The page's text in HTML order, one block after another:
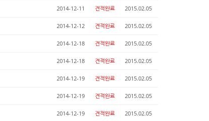
2014-12-11 견적완료 2015.02.05
2014-12-12 견적완료 2015.02.05
2014-12-18 견적완료 2015.02.05
2014-12-18 견적완료 2015.02.05
2014-12-19 견적완료 2015.02.05
2014-12-19 견적완료 2015.02.05
2014-12-19 견적완료 2015.02.05